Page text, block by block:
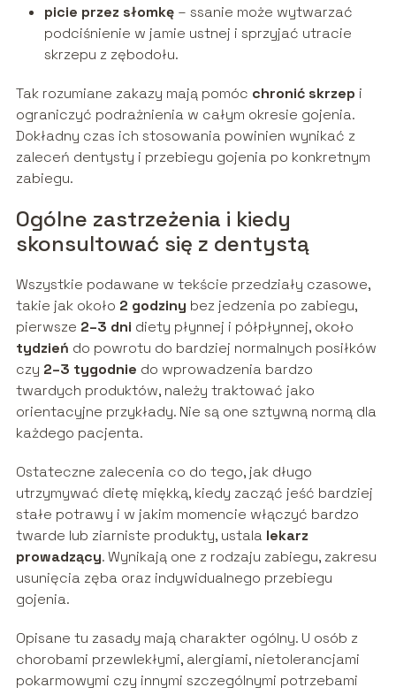
picie przez słomkę– ssanie może wytwarzać
podciśnienie w jamie ustnej i sprzyjać utracie
skrzepu z zębodołu.
Tak rozumiane zakazy mają pomóc chronić skrzep i
ograniczyć podrażnienia w całym okresie gojenia.
Dokładny czas ich stosowania powinien wynikać z
zaleceń dentysty i przebiegu gojenia po konkretnym
zabiegu.
Ogólne zastrzeżenia i kiedy
skonsultować się z dentystą
Wszystkie podawane w tekście przedziały czasowe,
takie jak około 2 godziny bez jedzenia po zabiegu,
pierwsze 2–3 dni diety płynnej i półpłynnej, około
tydzień do powrotu do bardziej normalnych posiłków
czy 2–3 tygodnie do wprowadzenia bardzo
twardych produktów, należy traktować jako
orientacyjne przykłady. Nie są one sztywną normą dla
każdego pacjenta.
Ostateczne zalecenia co do tego, jak długo
utrzymywać dietę miękką, kiedy zacząć jeść bardziej
stałe potrawy i w jakim momencie włączyć bardzo
twarde lub ziarniste produkty, ustala lekarz
prowadzący. Wynikają one z rodzaju zabiegu, zakresu
usunięcia zęba oraz indywidualnego przebiegu
gojenia.
Opisane tu zasady mają charakter ogólny. U osób z
chorobami przewlekłymi, alergiami, nietolerancjami
pokarmowymi czy innymi szczególnymi potrzebami